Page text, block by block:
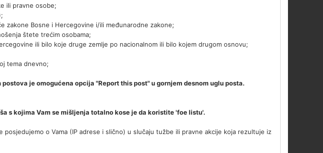
ili pravne osobe;
zakone Bosne i Hercegovine i/ili međunarodne zakone;
štete trećim osobama;
ili bilo koje druge zemlje po nacionalnom ili bilo kojem drugom osnovu;
tema dnevno;
je omogućena opcija "Report this post" u gornjem desnom uglu posta.
s kojima Vam se mišljenja totalno kose je da koristite 'foe listu'.
o Vama (IP adrese i slično) u slučaju tužbe ili pravne akcije koja rezultuje iz